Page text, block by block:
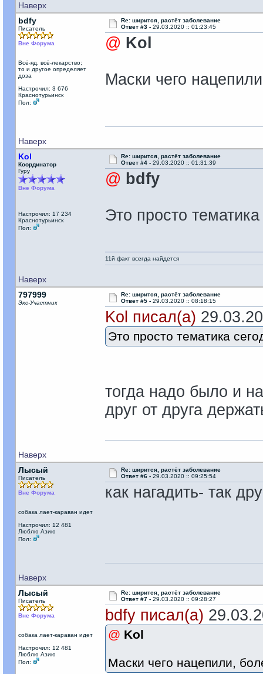
Наверх
bdfy
Писатель
Вне Форума
Всё-яд, всё-лекарство;
то и другое определяет
доза
Настрочил: 3 676
Краснотурьинск
Пол:
Re: ширится, растёт заболевание
Ответ #3 - 29.03.2020 :: 01:23:45
@ Kol
Маски чего
Наверх
Kol
Координатор
Гуру
Вне Форума
Настрочил: 17 234
Краснотурьинск
Пол:
Re: ширится, растёт заболевание
Ответ #4 - 29.03.2020 :: 01:31:39
@ bdfy
Это просто
Наверх
11й факт всегда найдется
797999
Экс-Участник
Re: ширится, растёт заболевание
Ответ #5 - 29.03.2020 :: 08:18:15
Kol писал(а)
Это просто тематика
тогда надо было и
друг от друга
Наверх
Лысый
Писатель
Вне Форума
собака лает-караван идет
Настрочил: 12 481
Люблю Азию
Пол:
Re: ширится, растёт заболевание
Ответ #6 - 29.03.2020 :: 09:25:54
как нагадить- так
Наверх
Лысый
Писатель
Вне Форума
собака лает-караван идет
Настрочил: 12 481
Люблю Азию
Пол:
Re: ширится, растёт заболевание
Ответ #7 - 29.03.2020 :: 09:28:27
bdfy писал(а)
@ Kol
Маски чего нацепили,